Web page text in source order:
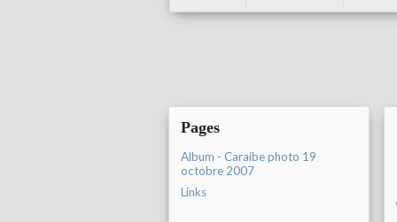
Pages
Album - Caraibe photo 19
octobre 2007
Links